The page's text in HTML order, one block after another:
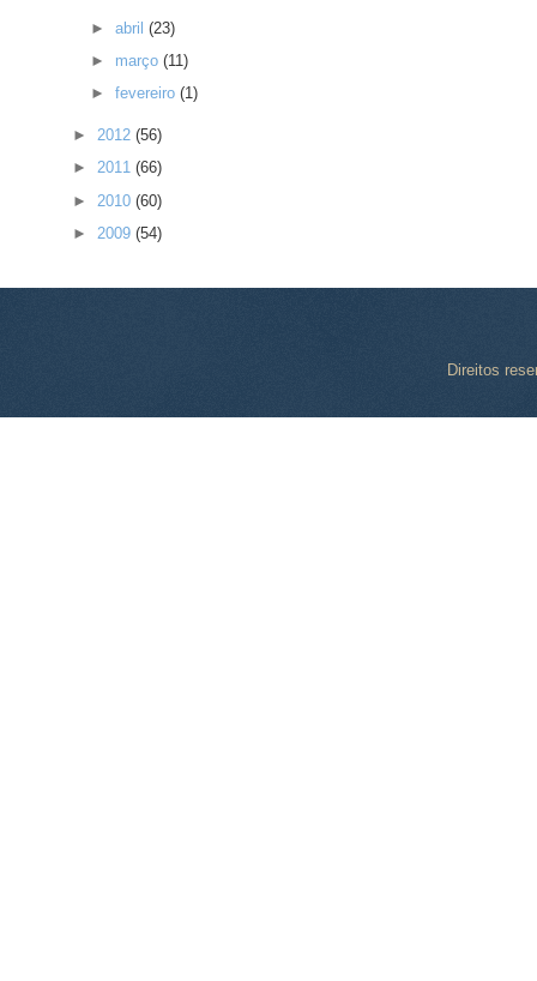
►abril(23)
► março(11)
►fevereiro(1)
► 2012 (56)
► 2011 (66)
► 2010 (60)
► 2009 (54)
Direitos